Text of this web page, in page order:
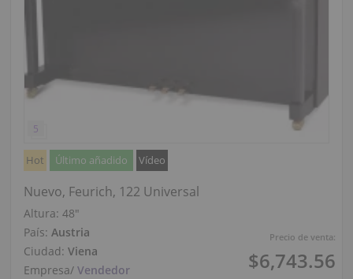
Precio de venta:
$6,743.56
Hot Último añadido Vídeo
Nuevo, Feurich, 122 Universal
Altura: 48″
País: Austria
Ciudad: Viena
Empresa/ Vendedor